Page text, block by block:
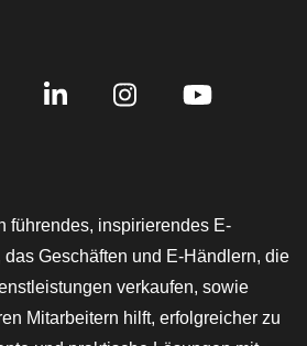
führendes, inspirierendes E-
Geschäften und E-Händlern, die
verkaufen, sowie
Mitarbeitern hilft, erfolgreicher zu